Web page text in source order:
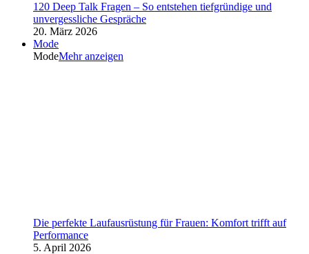
120 Deep Talk Fragen – So entstehen tiefgründige und
unvergessliche Gespräche
20. März 2026
Mode
ModeMehr anzeigen
Die perfekte Laufausrüstung für Frauen: Komfort trifft auf
Performance
5. April 2026